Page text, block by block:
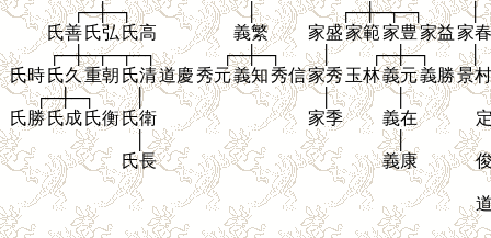
┌─┼─┐
│ ┌─┼─┬─┐
│
氏善氏弘氏高 義繁 家盛家範家豊家益家春
┌─┼─┬─┬─┐
┌─┼─┐ │ ┌─┼─┐
│
氏時氏久重朝 氏清道慶秀元義知秀信家秀玉林義元義勝景村
┌─┼─┐
│ │
│
氏勝氏成氏衡氏衛 家季 義在
│
│
氏長
義康